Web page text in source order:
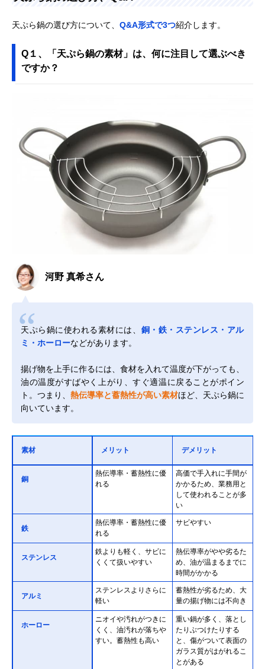
天ぷら鍋の選び方について、 Q&A形式で3つ紹介します。
Q１、「天ぷら鍋の素材」は、何に注目して選ぶべき
ですか？
河野 真希さん
天ぷら鍋に使われる素材には、 銅・鉄・ステンレス・アル
ミ・ホーローなどがあります。
揚げ物を上手に作るには、食材を入れて温度が下がっても、
油の温度がすばやく上がり、すぐ適温に戻ることがポイン
ト。つまり、 熱伝導率と蓄熱性が高い素材ほど、天ぷら鍋に
向いています。
素材 メリット デメリット
銅
熱伝導率・蓄熱性に優
れる
高価で手入れに手間が
かかるため、業務用と
して使われることが多
い
鉄
熱伝導率・蓄熱性に優
れる
サビやすい
ステンレス
鉄よりも軽く、サビに
くくて扱いやすい
熱伝導率がやや劣るた
め、油が温まるまでに
時間がかかる
アルミ
ステンレスよりさらに
軽い
蓄熱性が劣るため、大
量の揚げ物には不向き
ホーロー
ニオイや汚れがつきに
くく、油汚れが落ちや
すい。蓄熱性も高い
重い鍋が多く、落とし
たりぶつけたりする
と、傷がついて表面の
ガラス質がはがれるこ
とがある